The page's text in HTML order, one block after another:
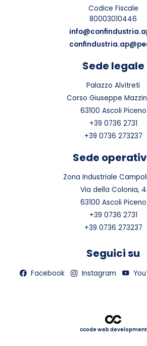
Codice Fiscale
80003010446
Sede legale
Palazzo Alvitreti
Corso Giuseppe
63100 Ascoli Piceno
+39 0736 2731
+39 0736 273237
Sede
Zona Industriale
Via della Colonia, 4
63100 Ascoli Piceno
+39 0736 2731
+39 0736 273237
Seguici su
Facebook Instagram
ccode web development